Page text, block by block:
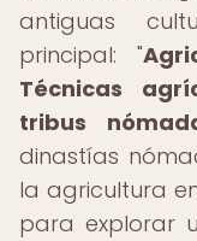
antiguas
principal: "
Técnicas
tribus
dinastías
la agricultura
para explorar